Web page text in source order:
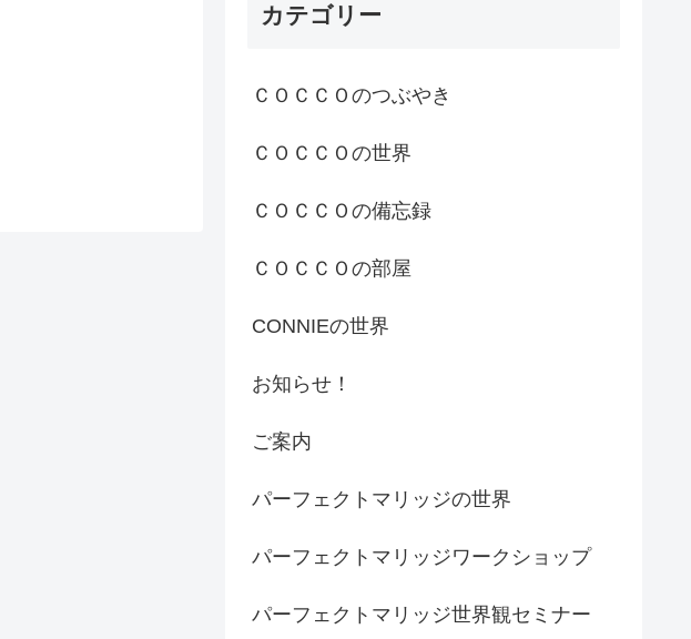
カテゴリー
ＣＯＣＣＯのつぶやき
ＣＯＣＣＯの世界
ＣＯＣＣＯの備忘録
ＣＯＣＣＯの部屋
CONNIEの世界
お知らせ！
ご案内
パーフェクトマリッジの世界
パーフェクトマリッジワークショップ
パーフェクトマリッジ世界観セミナー